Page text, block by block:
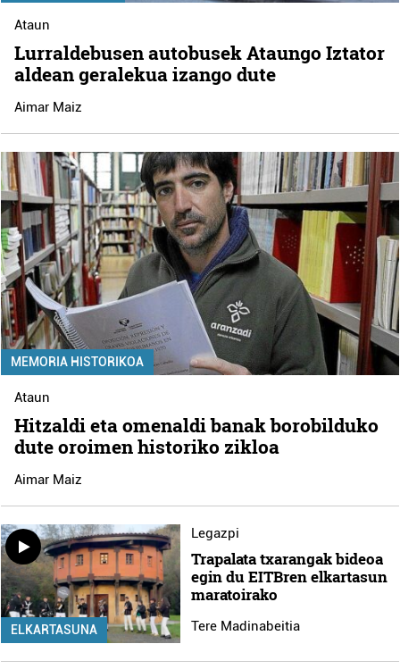
Ataun
Lurraldebusen autobusek Ataungo Iztator
aldean geralekua izango dute
Aimar Maiz
MEMORIA HISTORIKOA
Ataun
Hitzaldi eta omenaldi banak borobilduko
dute oroimen historiko zikloa
Aimar Maiz
ELKARTASUNA
Legazpi
Trapalata txarangak bideoa
egin du EITBren elkartasun
maratoirako
Tere Madinabeitia